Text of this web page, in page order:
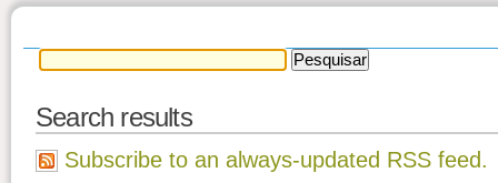
Search results
Subscribe to an always-updated RSS feed.